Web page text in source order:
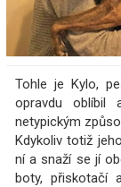
Tohle je Kylo,
opravdu oblíbil
netypickým
Kdykoliv totiž
ní a snaží se jí
boty, přiskotačí